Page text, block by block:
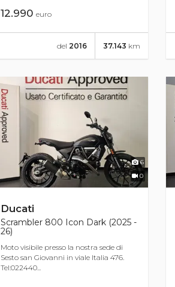
12.990 euro
37.143 km
del 2016
6
0
Ducati
Scrambler 800 Icon Dark (2025 -
26)
Moto visibile presso la nostra sede di
Sesto san Giovanni in viale Italia 476.
Tel:022440...